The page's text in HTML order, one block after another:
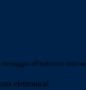
all'indirizzo
elettronica!